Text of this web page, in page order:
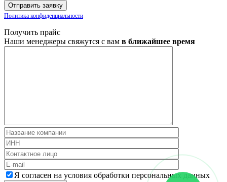
Политика конфиденциальности
Получить прайс
Наши менеджеры свяжутся с вам в ближайшее время
Я согласен на условия обработки персональных данных